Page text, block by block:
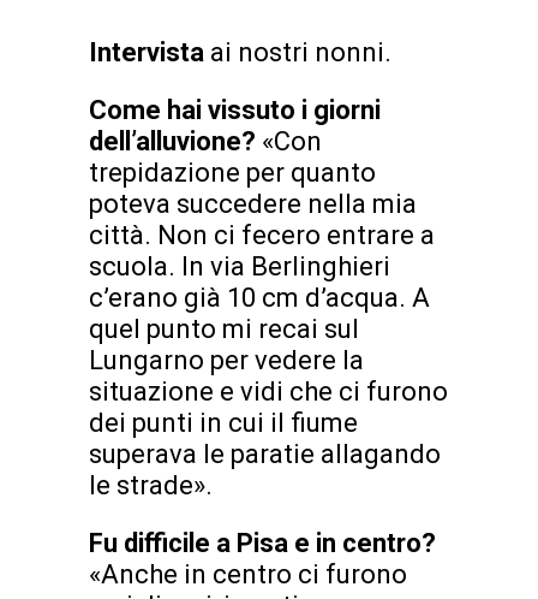
Intervista ai nostri nonni.
Come hai vissuto i giorni
dell’alluvione? «Con
trepidazione per quanto
poteva succedere nella mia
città. Non ci fecero entrare a
scuola. In via Berlinghieri
c’erano già 10 cm d’acqua. A
quel punto mi recai sul
Lungarno per vedere la
situazione e vidi che ci furono
dei punti in cui il fiume
superava le paratie allagando
le strade».
Fu difficile a Pisa e in centro?
«Anche in centro ci furono